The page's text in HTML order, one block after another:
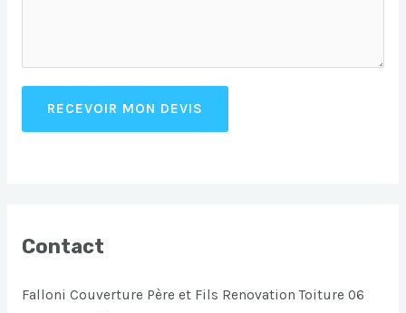
RECEVOIR MON DEVIS
Contact
Falloni Couverture Père et Fils Renovation Toiture 06